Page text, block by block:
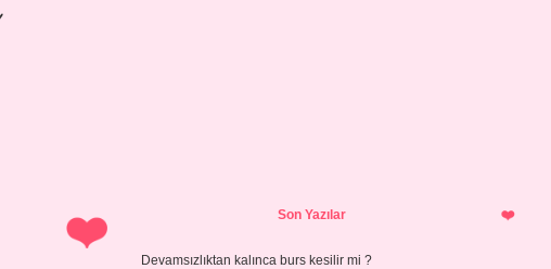
SidebarSon Yazılar
Devamsızlıktan kalınca burs kesilir mi ?